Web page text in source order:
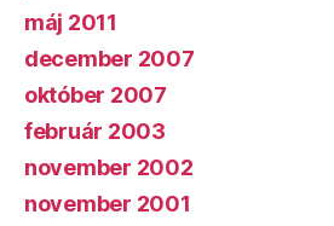
máj 2011
december 2007
október 2007
február 2003
november 2002
november 2001